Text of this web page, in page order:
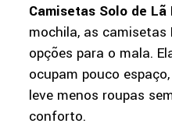
Camisetas Solo de Lã
mochila, as
opções para o mala.
ocupam pouco
leve menos roupas
conforto.